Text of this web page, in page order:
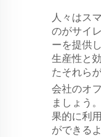
人々はス
のがサイ
ーを提供
生産性と
たそれら
会社のオ
ましょう
果的に利
ができる